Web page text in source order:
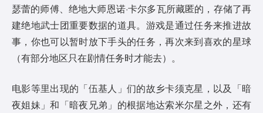
瑟蕾的师傅、绝地大师恩诺·卡尔多瓦所藏匿的，存储了再
建绝地武士团重要数据的道具。游戏是通过任务来推进故
事，你也可以暂时放下手头的任务，再次来到喜欢的星球
（有部分地区只在剧情任务时才能去）。
电影等里出现的「伍基人」们的故乡卡须克星，以及「暗
夜姐妹」和「暗夜兄弟」的根据地达索米尔星之外，还有